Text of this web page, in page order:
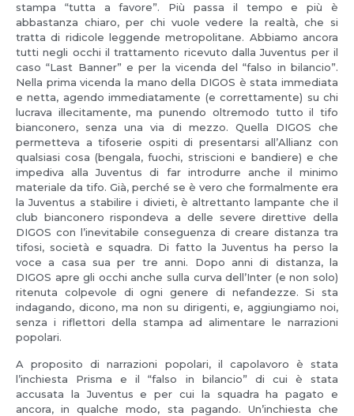
stampa “tutta a favore”. Più passa il tempo e più è
abbastanza chiaro, per chi vuole vedere la realtà, che si
tratta di ridicole leggende metropolitane. Abbiamo ancora
tutti negli occhi il trattamento ricevuto dalla Juventus per il
caso “Last Banner” e per la vicenda del “falso in bilancio”.
Nella prima vicenda la mano della DIGOS è stata immediata
e netta, agendo immediatamente (e correttamente) su chi
lucrava illecitamente, ma punendo oltremodo tutto il tifo
bianconero, senza una via di mezzo. Quella DIGOS che
permetteva a tifoserie ospiti di presentarsi all’Allianz con
qualsiasi cosa (bengala, fuochi, striscioni e bandiere) e che
impediva alla Juventus di far introdurre anche il minimo
materiale da tifo. Già, perché se è vero che formalmente era
la Juventus a stabilire i divieti, è altrettanto lampante che il
club bianconero rispondeva a delle severe direttive della
DIGOS con l’inevitabile conseguenza di creare distanza tra
tifosi, società e squadra. Di fatto la Juventus ha perso la
voce a casa sua per tre anni. Dopo anni di distanza, la
DIGOS apre gli occhi anche sulla curva dell’Inter (e non solo)
ritenuta colpevole di ogni genere di nefandezze. Si sta
indagando, dicono, ma non su dirigenti, e, aggiungiamo noi,
senza i riflettori della stampa ad alimentare le narrazioni
popolari.
A proposito di narrazioni popolari, il capolavoro è stata
l’inchiesta Prisma e il “falso in bilancio” di cui è stata
accusata la Juventus e per cui la squadra ha pagato e
ancora, in qualche modo, sta pagando. Un’inchiesta che